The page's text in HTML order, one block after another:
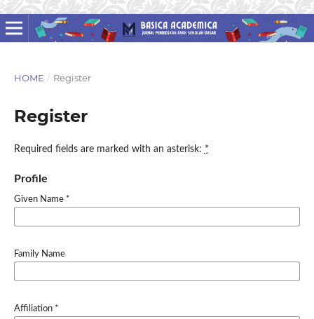
HOME / Register
Register
Required fields are marked with an asterisk: *
Profile
Given Name *
Family Name
Affiliation *